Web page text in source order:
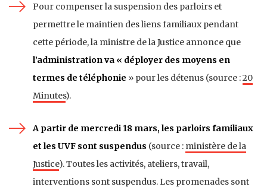
Pour compenser la suspension des parloirs et
permettre le maintien des liens familiaux pendant
cette période, la ministre de la Justice annonce que
l’administration va « déployer des moyens en
termes de téléphonie » pour les détenus (source :20
Minutes).
A partir de mercredi 18 mars, les parloirs familiaux
et les UVF sont suspendus (source : ministère de la
Justice). Toutes les activités, ateliers, travail,
interventions sont suspendus. Les promenades sont